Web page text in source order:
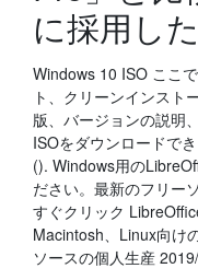
に採用し
Windows 10 ISO ここ
ト、クリーンインスト
版、バージョンの説明
ISOをダウンロードで
(). Windows用の
ださい。最新のフリー
すぐクリック
Macintosh、Linux向け
ソースの個人生産